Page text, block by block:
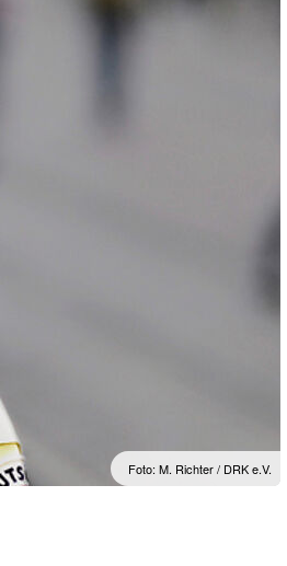
Foto: M. Richter / DRK e.V.